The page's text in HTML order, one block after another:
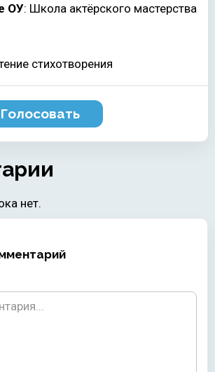
нет.
ОУ: Школа актёрского мастерства
стихотворения
Голосовать